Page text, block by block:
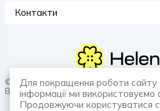
Контакти
© 2026 HELENATEX «Ґудзики, вішаки,
Все для швейної справи.»
Для покращення роботи сайту
інформації ми використовуємо
Продовжуючи користуватися